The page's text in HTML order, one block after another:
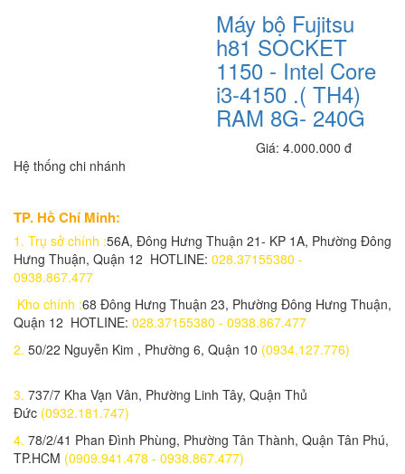
Dell Inspiron N3501B
20,650,000 đ
380,000 đ
Ổ cứng SSD 256GB XSTAR
Ổ cứng SSD 128GB XSTAR
395,000 đ
NGUỒN FAN 12
Máy bộ Fujitsu
h81 SOCKET
1150 - Intel Core
i3-4150 .( TH4)
RAM 8G- 240G
Giá: 4.000.000 đ
Hệ thống chi nhánh
TP. Hồ Chí Minh:
1. Trụ sở chính :56A, Đông Hưng Thuận 21- KP 1A, Phường Đông
Hưng Thuận, Quận 12 HOTLINE: 028.37155380 -
0938.867.477
Kho chính :68 Đông Hưng Thuận 23, Phường Đông Hưng Thuận,
Quận 12 HOTLINE: 028.37155380 - 0938.867.477
2. 50/22 Nguyễn Kim , Phường 6, Quận 10 (0934.127.776)
3. 737/7 Kha Vạn Vân, Phường Linh Tây, Quận Thủ
Đức (0932.181.747)
4. 78/2/41 Phan Đình Phùng, Phường Tân Thành, Quận Tân Phú,
TP.HCM (0909.941.478 - 0938.867.477)